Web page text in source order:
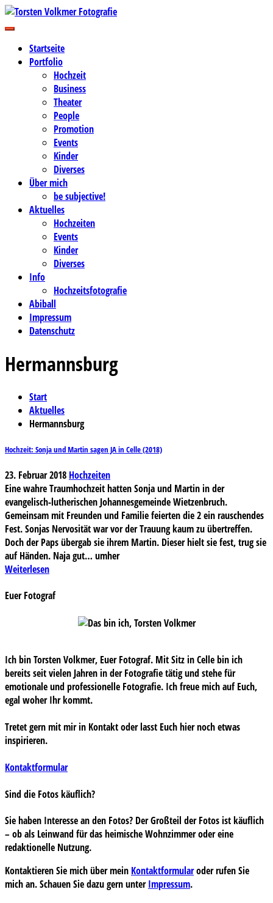
Zum
Inhalt
Torsten Volkmer Fotografie
Business-, Portrait- und Hochzeitsfotografie
Startseite
Portfolio
Hochzeit
Business
Theater
People
Promotion
Events
Kinder
Diverses
Über mich
be subjective!
Aktuelles
Hochzeiten
Events
Kinder
Diverses
Info
Hochzeitsfotografie
Abiball
Impressum
Datenschutz
Hermannsburg
Start
Aktuelles
Hermannsburg
Hochzeit: Sonja und Martin sagen JA in Celle (2018)
23. Februar 2018 Hochzeiten
Eine wahre Traumhochzeit hatten Sonja und Martin in der
evangelisch-lutherischen Johannesgemeinde Wietzenbruch.
Gemeinsam mit Freunden und Familie feierten die 2 ein rauschendes
Fest. Sonjas Nervosität war vor der Trauung kaum zu übertreffen.
Doch der Paps übergab sie ihrem Martin. Dieser hielt sie fest, trug sie
auf Händen. Naja gut… umher
Weiterlesen
Euer Fotograf
Ich bin Torsten Volkmer, Euer Fotograf. Mit Sitz in Celle bin ich
bereits seit vielen Jahren in der Fotografie tätig und stehe für
emotionale und professionelle Fotografie. Ich freue mich auf Euch,
egal woher Ihr kommt.
Tretet gern mit mir in Kontakt oder lasst Euch hier noch etwas
inspirieren.
Kontaktformular
Sind die Fotos käuflich?
Sie haben Interesse an den Fotos? Der Großteil der Fotos ist käuflich
– ob als Leinwand für das heimische Wohnzimmer oder eine
redaktionelle Nutzung.
Kontaktieren Sie mich über mein Kontaktformularoder rufen Sie
mich an. Schauen Sie dazu gern unterImpressum.